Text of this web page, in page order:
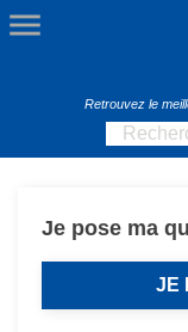

Retrouvez le
Je pose ma
JE